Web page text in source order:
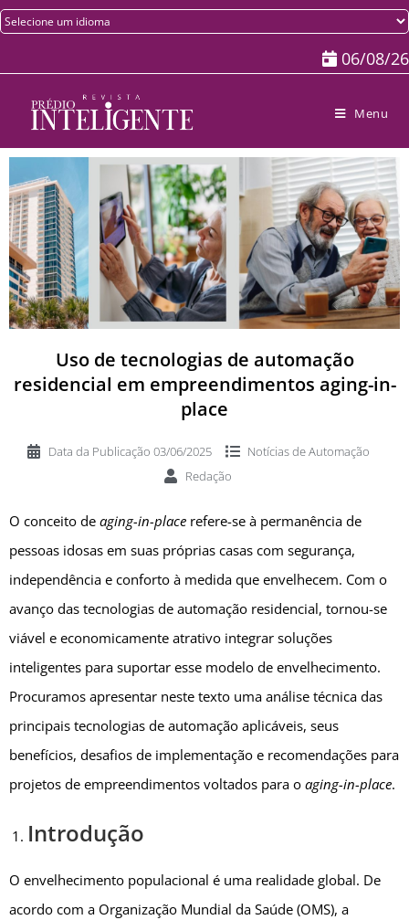
06/08/26
Menu
Uso de tecnologias de automação
residencial em empreendimentos aging-in-
place
Data da Publicação 03/06/2025 Notícias deAutomação
Redação
O conceito deaging-in-place refere-se à permanência de
pessoas idosas em suas próprias casas com segurança,
independência e conforto à medida que envelhecem. Com o
avanço das tecnologias de automação residencial, tornou-se
viável e economicamente atrativo integrar soluções
inteligentes para suportar esse modelo de envelhecimento.
Procuramos apresentar neste texto uma análise técnica das
principais tecnologias de automação aplicáveis, seus
benefícios, desafios de implementação e recomendações para
projetos de empreendimentos voltados para oaging-in-place.
Introdução
O envelhecimento populacional é uma realidade global. De
acordo com a Organização Mundial da Saúde (OMS), a